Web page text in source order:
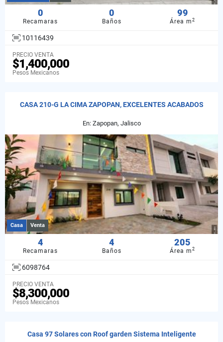
0
Recamaras
0
Baños
99
Área m2
10116439
PRECIO VENTA
$1,400,000
Pesos Mexicanos
CASA 210-G LA CIMA ZAPOPAN, EXCELENTES ACABADOS
En: Zapopan, Jalisco
Casa Venta
4
Recamaras
4
Baños
205
Área m2
6098764
PRECIO VENTA
$8,300,000
Pesos Mexicanos
Casa 97 Solares con Roof garden Sistema Inteligente